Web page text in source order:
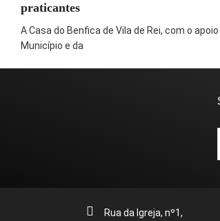
praticantes
A Casa do Benfica de Vila de Rei, com o apoio
Município e da
Rua da Igreja, nº1,